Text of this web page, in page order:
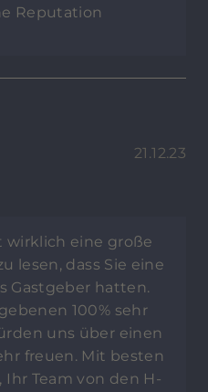
Reputation
21.12.23
wirklich eine große
lesen, dass Sie eine
Gastgeber hatten.
100% sehr
uns über einen
freuen. Mit besten
Ihr Team von den H-